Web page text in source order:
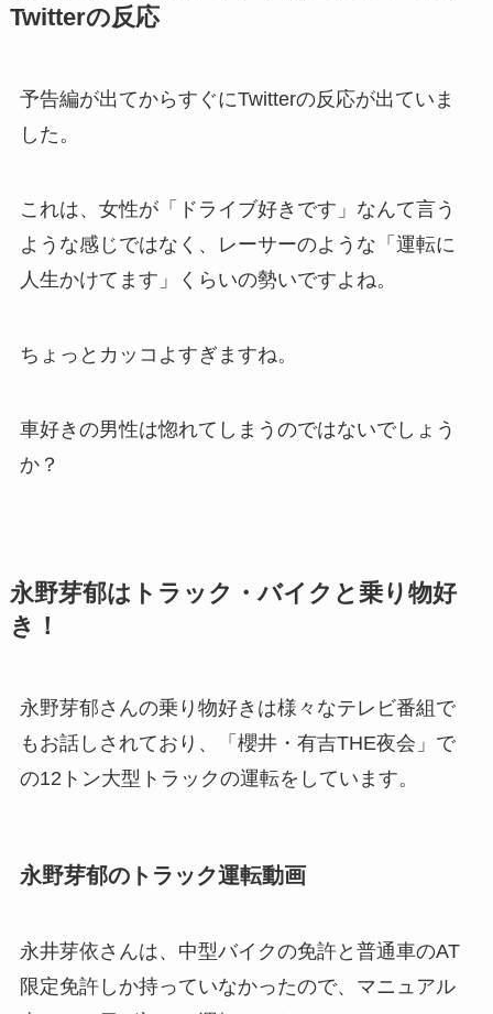
Twitterの反応
予告編が出てからすぐにTwitterの反応が出ていま
した。
これは、女性が「ドライブ好きです」なんて言う
ような感じではなく、レーサーのような「運転に
人生かけてます」くらいの勢いですよね。
ちょっとカッコよすぎますね。
車好きの男性は惚れてしまうのではないでしょう
か？
永野芽郁はトラック・バイクと乗り物好
き！
永野芽郁さんの乗り物好きは様々なテレビ番組で
もお話しされており、「櫻井・有吉THE夜会」で
の12トン大型トラックの運転をしています。
永野芽郁のトラック運転動画
永井芽依さんは、中型バイクの免許と普通車のAT
限定免許しか持っていなかったので、マニュアル